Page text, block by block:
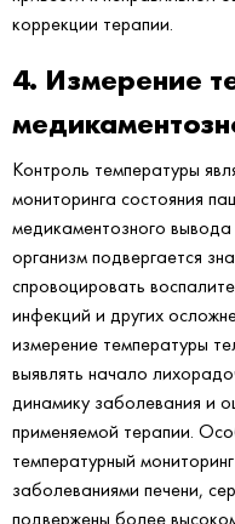
коррекции терапии.
4. Измерение
Контроль температуры
мониторинга состояния
медикаментозного
организм подвергается
спровоцировать
инфекций и других
измерение температуры
выявлять начало
динамику заболевания и
применяемой терапии.
температурный
заболеваниями печени,
подвержены более